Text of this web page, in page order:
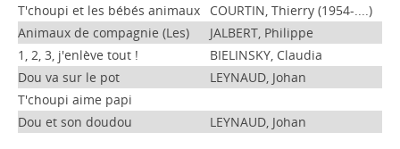
T'choupi et les bébés animaux
COURTIN, Thierry (1954-....)
Animaux de compagnie (Les)
JALBERT, Philippe
1, 2, 3, j'enlève tout !
BIELINSKY, Claudia
Dou va sur le pot
LEYNAUD, Johan
T'choupi aime papi
Dou et son doudou
LEYNAUD, Johan